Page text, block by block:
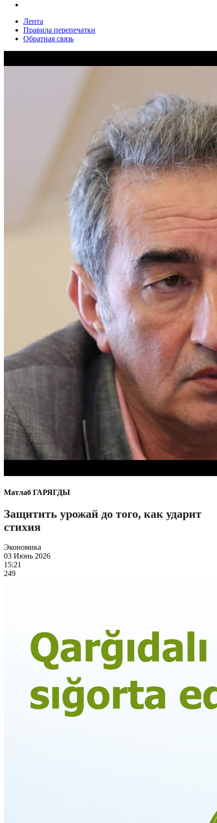
Лента
Правила перепечатки
Обратная связь
Матлаб ГАРЯГДЫ
Защитить урожай до того, как ударит
стихия
Экономика
03 Июнь 2026
15:21
249